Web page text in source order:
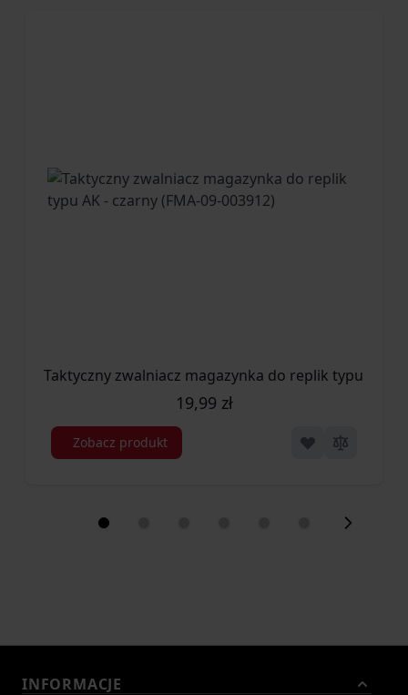
Taktyczny zwalniacz magazynka do replik typu AK -
19,99 zł
Zobacz produkt
INFORMACJE